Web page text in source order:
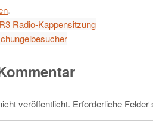
.
Radio-Kappensitzung
veröffentlicht. Erforderliche Felder